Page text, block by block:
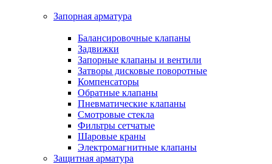
Запорная арматура
Балансировочные клапаны
Задвижки
Запорные клапаны и вентили
Затворы дисковые поворотные
Компенсаторы
Обратные клапаны
Пневматические клапаны
Смотровые стекла
Фильтры сетчатые
Шаровые краны
Электромагнитные клапаны
Защитная арматура